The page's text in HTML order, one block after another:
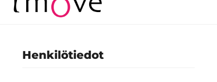
Henkilötiedot